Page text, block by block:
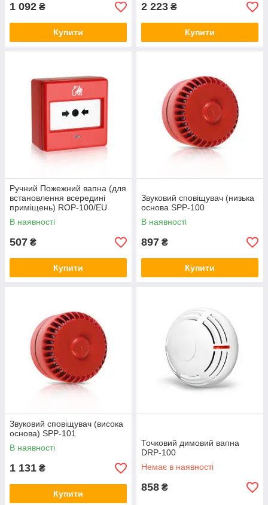
1 092 ₴
Купити
2 223 ₴
Купити
Ручний Пожежний вапна (для
встановлення всередині
приміщень) ROP-100/EU
В наявності
507 ₴
Купити
Звуковий сповіщувач (низька
основа SPP-100
В наявності
897 ₴
Купити
Звуковий сповіщувач (висока
основа) SPP-101
В наявності
1 131 ₴
Купити
Точковий димовий вапна
DRP-100
Немає в наявності
858 ₴